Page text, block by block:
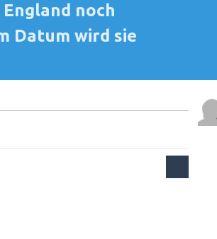
noch
Datum wird sie